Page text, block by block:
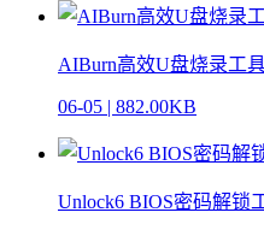
AIBurn高效U盘烧录工具
06-05 | 882.00KB
Unlock6 BIOS密码解锁